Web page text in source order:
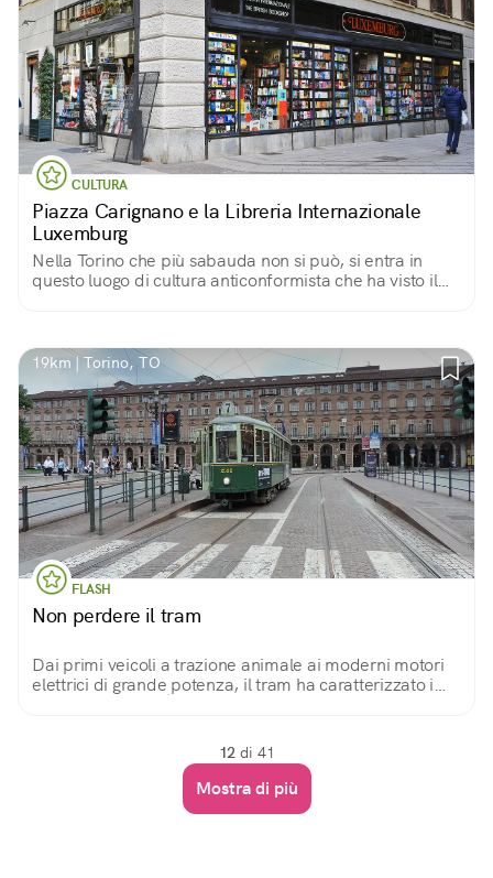
CULTURA
Piazza Carignano e la Libreria Internazionale
Luxemburg
Nella Torino che più sabauda non si può, si entra in
questo luogo di cultura anticonformista che ha visto il
19km | Torino, TO
FLASH
Non perdere il tram
Dai primi veicoli a trazione animale ai moderni motori
elettrici di grande potenza, il tram ha caratterizzato i
12 di 41
Mostra di più